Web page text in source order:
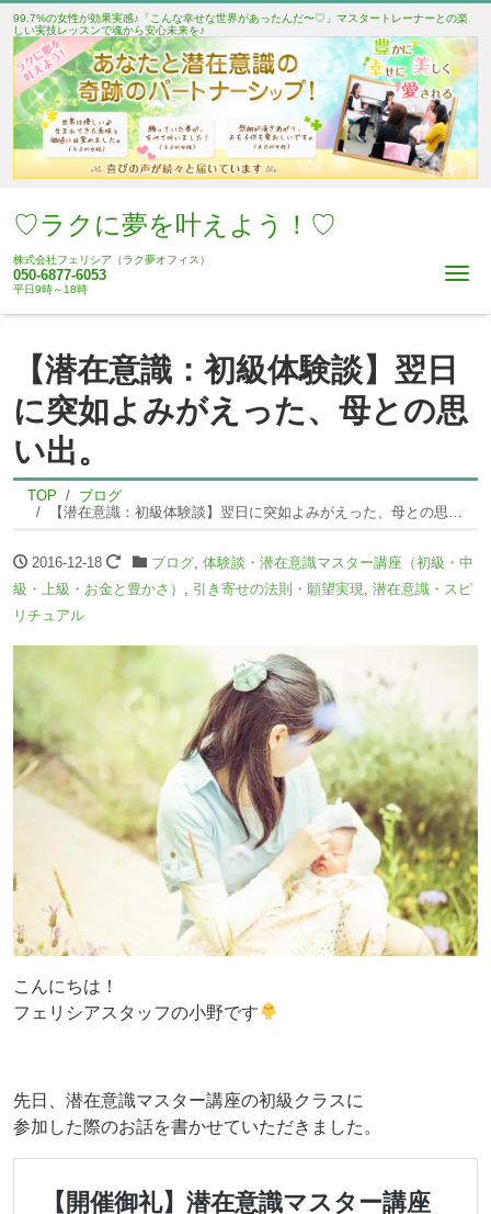
99.7%の女性が効果実感♪「こんな幸せな世界があったんだ〜♡」マスタートレーナーとの楽
しい実技レッスンで魂から安心未来を♪
♡ラクに夢を叶えよう！♡
株式会社フェリシア（ラク夢オフィス）
050-6877-6053
平日9時～18時
【潜在意識：初級体験談】翌日
に突如よみがえった、母との思
い出。
TOP
ブログ
【潜在意識：初級体験談】翌日に突如よみがえった、母との思い出。
2016-12-18 ブログ, 体験談・潜在意識マスター講座（初級・中
級・上級・お金と豊かさ）
引き寄せの法則・願望実現
潜在意識・スピ
リチュアル
こんにちは！
フェリシアスタッフの小野です
先日、潜在意識マスター講座の初級クラスに
参加した際のお話を書かせていただきました。